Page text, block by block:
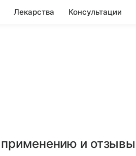
Лекарства Консультации
и отзывы